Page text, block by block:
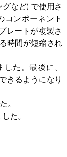
など) で使用さ
コンポーネント
レートが複製さ
時間が短縮され
た。最後に、
きるようになり
。
た。